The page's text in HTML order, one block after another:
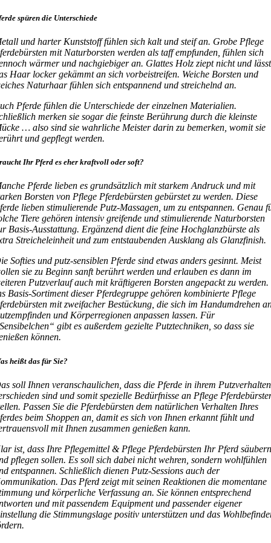
spüren die Unterschiede
und harter Kunststoff fühlen sich kalt und steif an. Grobe Pflege
mit Naturborsten werden als taff empfunden, fühlen sich
wärmer und nachgiebiger an. Glattes Holz ziept nicht und lässt
Haar locker gekämmt an sich vorbeistreifen. Weiche Borsten und
Naturhaar fühlen sich entspannend und streichelnd an.
Pferde fühlen die Unterschiede der einzelnen Materialien.
merken sie sogar die feinste Berührung durch die kleinste
… also sind sie wahrliche Meister darin zu bemerken, womit sie
und gepflegt werden.
Ihr Pferd es eher kraftvoll oder soft?
Pferde lieben es grundsätzlich mit starkem Andruck und mit
Borsten von Pflege Pferdebürsten gebürstet zu werden. Diese
lieben stimulierende Putz-Massagen, um zu entspannen. Genau
Tiere gehören intensiv greifende und stimulierende Naturborsten
Basis-Ausstattung. Ergänzend dient die feine Hochglanzbürste als
Streicheleinheit und zum entstaubenden Ausklang als Glanzfinish.
Softies und putz-sensiblen Pferde sind etwas anders gesinnt. Meist
sie zu Beginn sanft berührt werden und erlauben es dann im
Putzverlauf auch mit kräftigeren Borsten angepackt zu werden.
Basis-Sortiment dieser Pferdegruppe gehören kombinierte Pflege
mit zweifacher Bestückung, die sich im Handumdrehen
und Körperregionen anpassen lassen. Für
gibt es außerdem gezielte Putztechniken, so dass sie
können.
heißt das für Sie?
soll Ihnen veranschaulichen, dass die Pferde in ihrem Putzverhalten
sind und somit spezielle Bedürfnisse an Pflege
Passen Sie die Pferdebürsten dem natürlichen Verhalten Ihres
beim Shoppen an, damit es sich von Ihnen erkannt fühlt und
mit Ihnen zusammen genießen kann.
ist, dass Ihre Pflegemittel & Pflege Pferdebürsten Ihr Pferd
pflegen sollen. Es soll sich dabei nicht wehren, sondern wohlfühlen
entspannen. Schließlich dienen Putz-Sessions auch der
Das Pferd zeigt mit seinen Reaktionen die momentane
und körperliche Verfassung an. Sie können entsprechend
und mit passendem Equipment und passender eigener
die Stimmungslage positiv unterstützen und das